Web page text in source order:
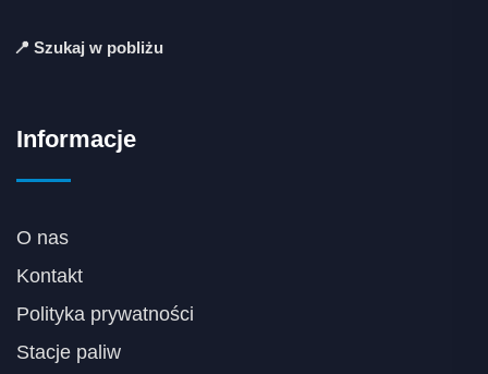
📍 Szukaj w pobliżu
Informacje
O nas
Kontakt
Polityka prywatności
Stacje paliw